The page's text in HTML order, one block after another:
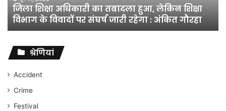
विभाग
विवादों
संघर्ष
जारी
रहेगा
अंकित
गौरहा
जिला शिक्षा अधिकारी का तबादला हुआ, लेकिन शिक्षा
विभाग के विवादों पर संघर्ष जारी रहेगा : अंकित गौरहा
श्रेणियां
Accident
Crime
Festival